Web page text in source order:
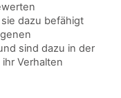
dazu befähigt
sind dazu in der
Verhalten